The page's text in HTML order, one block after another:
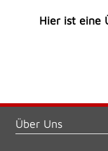
Hier ist eine
Über Uns